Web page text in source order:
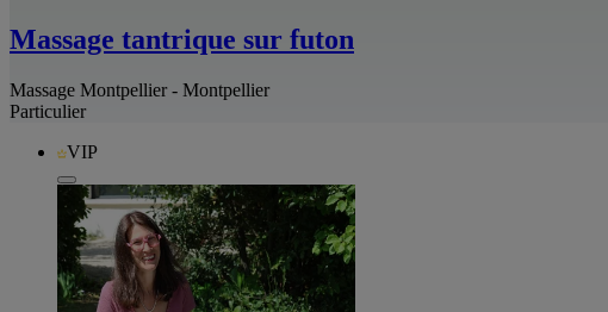
Massage tantrique sur futon
Massage Montpellier - Montpellier
Particulier
VIP